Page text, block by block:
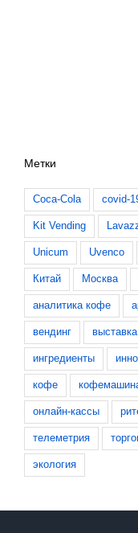
Метки
Coca-Cola covid-
Kit Vending
Unicum Uvenco
Китай Москва
аналитика кофе
вендинг выставка
ингредиенты
кофе
онлайн-кассы
телеметрия
экология